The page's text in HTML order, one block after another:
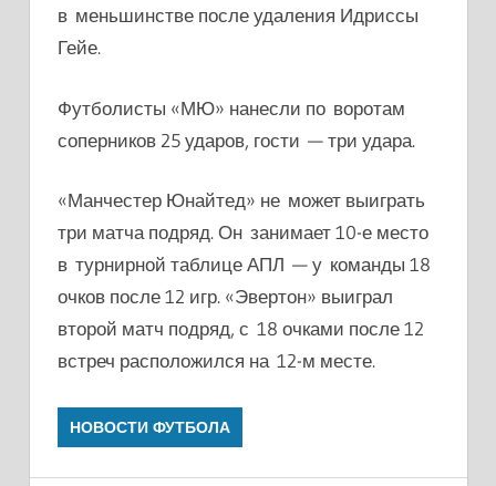
в меньшинстве после удаления Идриссы
Гейе.
Футболисты «МЮ» нанесли по воротам
соперников 25 ударов, гости — три удара.
«Манчестер Юнайтед» не может выиграть
три матча подряд. Он занимает 10-е место
в турнирной таблице АПЛ — у команды 18
очков после 12 игр. «Эвертон» выиграл
второй матч подряд, с 18 очками после 12
встреч расположился на 12-м месте.
НОВОСТИ ФУТБОЛА